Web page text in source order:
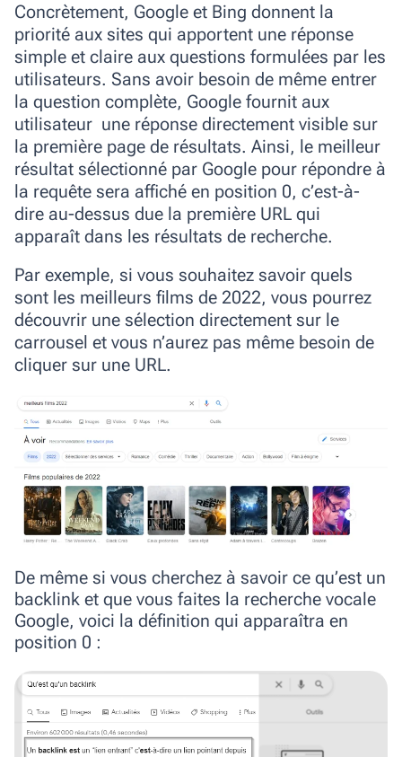
Concrètement, Google et Bing donnent la
priorité aux sites qui apportent une réponse
simple et claire aux questions formulées par les
utilisateurs. Sans avoir besoin de même entrer
la question complète, Google fournit aux
utilisateur une réponse directement visible sur
la première page de résultats. Ainsi, le meilleur
résultat sélectionné par Google pour répondre à
la requête sera affiché en position 0, c’est-à-
dire au-dessus due la première URL qui
apparaît dans les résultats de recherche.
Par exemple, si vous souhaitez savoir quels
sont les meilleurs films de 2022, vous pourrez
découvrir une sélection directement sur le
carrousel et vous n’aurez pas même besoin de
cliquer sur une URL.
De même si vous cherchez à savoir ce qu’est un
backlink et que vous faites la recherche vocale
Google, voici la définition qui apparaîtra en
position 0 :